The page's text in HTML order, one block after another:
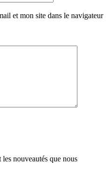
et mon site dans le navigateur
nouveautés que nous